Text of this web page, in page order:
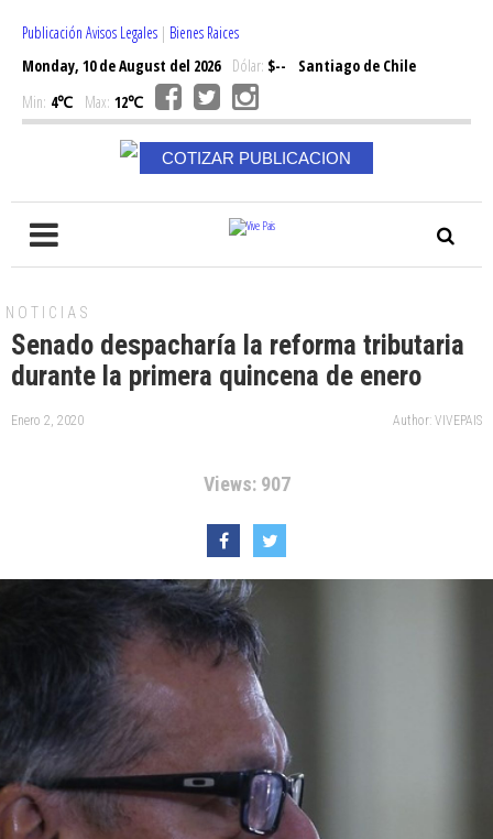
Publicación Avisos Legales | Bienes Raices
Monday, 10 de August del 2026Dólar: $--
Santiago de Chile
Min: 4℃ Max: 12℃
COTIZAR PUBLICACION
NOTICIAS
Senado despacharía la reforma tributaria
durante la primera quincena de enero
Enero 2, 2020 Author: VIVEPAIS
Views: 907